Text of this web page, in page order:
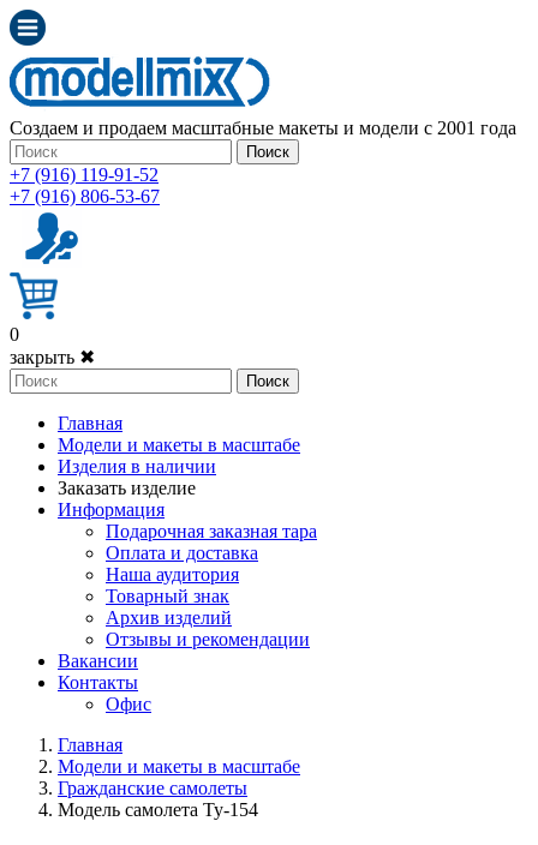
Создаем и продаем масштабные макеты и модели с 2001 года
Поиск
+7 (916) 119-91-52
+7 (916) 806-53-67
0
закрыть ✖
Поиск
Главная
Модели и макеты в масштабе
Изделия в наличии
Заказать изделие
Информация
Подарочная заказная тара
Оплата и доставка
Наша аудитория
Товарный знак
Архив изделий
Отзывы и рекомендации
Вакансии
Контакты
Офис
Главная
Модели и макеты в масштабе
Гражданские самолеты
Модель самолета Ту-154